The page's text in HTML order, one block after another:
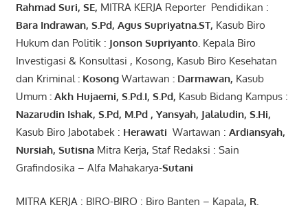
Rahmad Suri, SE, MITRA KERJA Reporter Pendidikan :
Bara Indrawan, S.Pd, Agus Supriyatna.ST, Kasub Biro
Hukum dan Politik : Jonson Supriyanto. Kepala Biro
Investigasi & Konsultasi , Kosong, Kasub Biro Kesehatan
dan Kriminal: KosongWartawan : Darmawan, Kasub
Umum : Akh Hujaemi, S.Pd.I, S.Pd, Kasub Bidang Kampus :
Nazarudin Ishak, S.Pd, M.Pd, Yansyah, Jalaludin, S.Hi,
Kasub Biro Jabotabek : Herawati Wartawan : Ardiansyah,
Nursiah, SutisnaMitra Kerja, Staf Redaksi : Sain
Grafindosika – Alfa Mahakarya-Sutani
MITRA KERJA : BIRO-BIRO : Biro Banten – Kapala, R.